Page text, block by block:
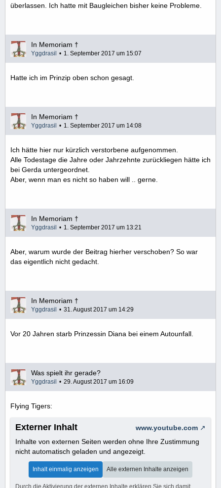
überlassen. Ich hatte mit Baugleichen bisher keine Probleme.
In Memoriam †
Yggdrasil 1. September 2017 um 15:07
Hatte ich im Prinzip oben schon gesagt.
In Memoriam †
Yggdrasil 1. September 2017 um 14:08
Ich hätte hier nur kürzlich verstorbene aufgenommen.
Alle Todestage die Jahre oder Jahrzehnte zurückliegen hätte ich
bei Gerda untergeordnet.
Aber, wenn man es nicht so haben will .. gerne.
In Memoriam †
Yggdrasil 1. September 2017 um 13:21
Aber, warum wurde der Beitrag hierher verschoben? So war
das eigentlich nicht gedacht.
In Memoriam †
Yggdrasil 31. August 2017 um 14:29
Vor 20 Jahren starb Prinzessin Diana bei einem Autounfall.
Was spielt ihr gerade?
Yggdrasil 29. August 2017 um 16:09
Flying Tigers:
Externer Inhalt
www.youtube.com
Inhalte von externen Seiten werden ohne Ihre Zustimmung
nicht automatisch geladen und angezeigt.
Inhalt einmalig anzeigen Alle externen Inhalte anzeigen
Durch die Aktivierung der externen Inhalte erklären Sie sich damit